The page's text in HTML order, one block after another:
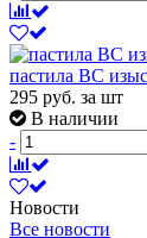
пастила ВС
295 руб. за шт
В наличии
-
Новости
Все новости